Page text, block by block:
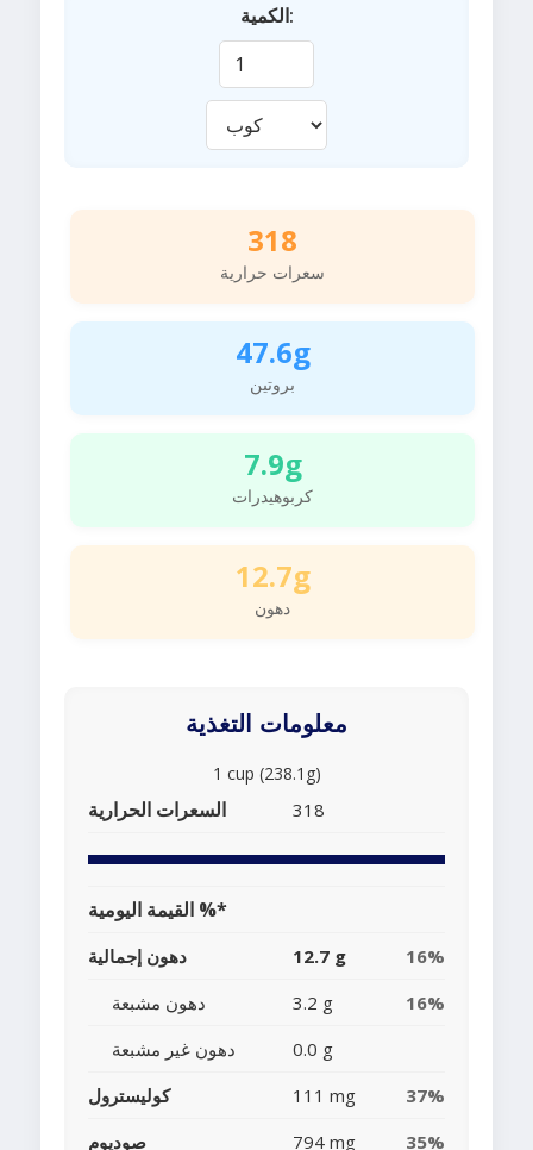
الكمية:
318
سعرات حرارية
47.6g
بروتين
7.9g
كربوهيدرات
12.7g
دهون
معلومات التغذية
1 cup (238.1g)
السعرات الحرارية 318
القيمة اليومية %*
دهون إجمالية 12.7 g
16%
دهون مشبعة
3.2 g
16%
دهون غير مشبعة
0.0 g
كوليسترول
111 mg
37%
صوديوم
794 mg 35%